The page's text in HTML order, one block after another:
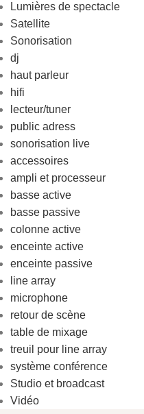
Lumières de spectacle
Satellite
Sonorisation
dj
haut parleur
hifi
lecteur/tuner
public adress
sonorisation live
accessoires
ampli et processeur
basse active
basse passive
colonne active
enceinte active
enceinte passive
line array
microphone
retour de scène
table de mixage
treuil pour line array
système conférence
Studio et broadcast
Vidéo